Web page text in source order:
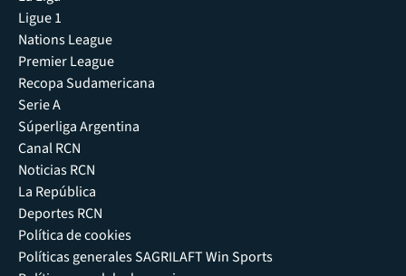
Ligue 1
Nations League
Premier League
Recopa Sudamericana
Serie A
Súperliga Argentina
Canal RCN
Noticias RCN
La República
Deportes RCN
Política de cookies
Políticas generales SAGRILAFT Win Sports